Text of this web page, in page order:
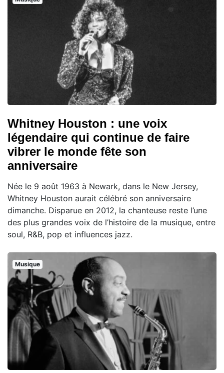
Whitney Houston : une voix
légendaire qui continue de faire
vibrer le monde fête son
anniversaire
Née le 9 août 1963 à Newark, dans le New Jersey,
Whitney Houston aurait célébré son anniversaire
dimanche. Disparue en 2012, la chanteuse reste l’une
des plus grandes voix de l’histoire de la musique, entre
soul, R&B, pop et influences jazz.
Musique